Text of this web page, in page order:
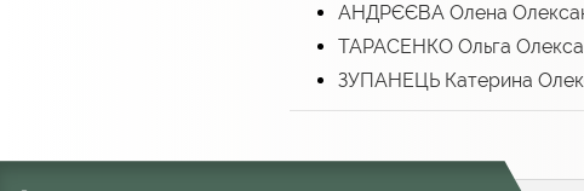
АНДРЄЄВА Олена
ТАРАСЕНКО Ольга
ЗУПАНЕЦЬ Катерина